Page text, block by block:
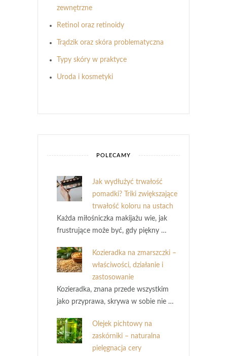
zewnętrzne
Retinol oraz retinoidy
Trądzik oraz skóra problematyczna
Typy skóry w praktyce
Uroda i kosmetyki
POLECAMY
Jak wydłużyć trwałość
pomadki? Triki zwiększające
trwałość koloru na ustach
Każda miłośniczka makijażu wie, jak
frustrujące może być, gdy piękny …
Kozieradka na zmarszczki –
właściwości, działanie i
zastosowanie
Kozieradka, znana przede wszystkim
jako przyprawa, skrywa w sobie nie …
Olejek pichtowy na
zaskórniki – naturalna
pielęgnacja cery